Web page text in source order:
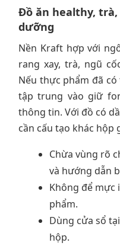
Đồ ăn healthy,
dưỡng
Nền Kraft hợp với
rang xay, trà, ngũ
Nếu thực phẩm đã
tập trung vào giữ
thông tin. Với đồ có
cần cấu tạo khác
Chừa vùng rõ
và hướng dẫn
Không để mực
phẩm.
Dùng cửa sổ
hộp.